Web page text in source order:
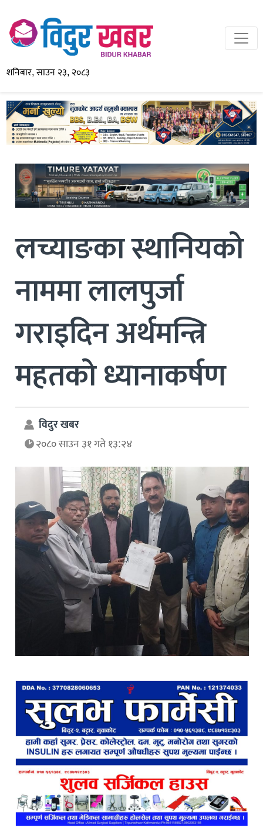
शनिबार, साउन २३, २०८३
लच्याङका स्थानियको
नाममा लालपुर्जा
गराइदिन अर्थमन्त्रि
महतको ध्यानाकर्षण
विदुर खबर
२०८० साउन ३१ गते १३:२४